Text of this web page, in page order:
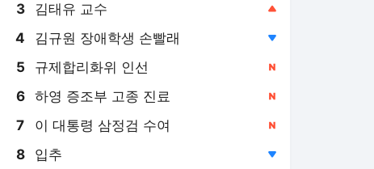
3 김태유 교수
4 김규원 장애학생 손빨래
5 규제합리화위 인선
6 하영 증조부 고종 진료
7 이 대통령 삼정검 수여
8 입추